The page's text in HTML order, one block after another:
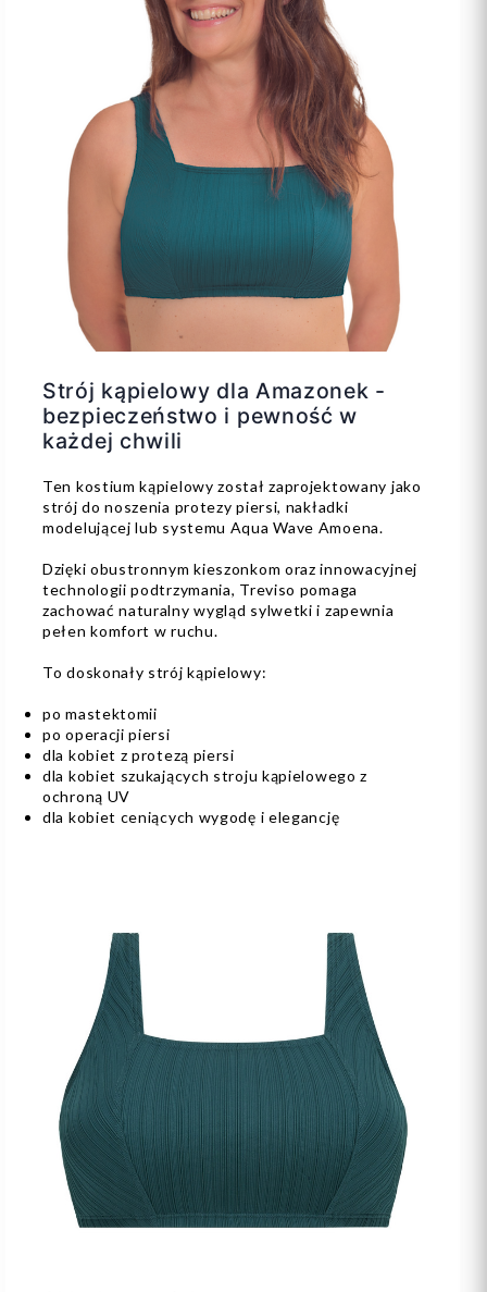
Strój kąpielowy dla Amazonek -
bezpieczeństwo i pewność w
każdej chwili
Ten kostium kąpielowy został zaprojektowany jako
strój do noszenia protezy piersi, nakładki
modelującej lub systemu Aqua Wave Amoena.
Dzięki obustronnym kieszonkom oraz innowacyjnej
technologii podtrzymania, Treviso pomaga
zachować naturalny wygląd sylwetki i zapewnia
pełen komfort w ruchu.
To doskonały strój kąpielowy:
po mastektomii
po operacji piersi
dla kobiet z protezą piersi
dla kobiet szukających stroju kąpielowego z
ochroną UV
dla kobiet ceniących wygodę i elegancję